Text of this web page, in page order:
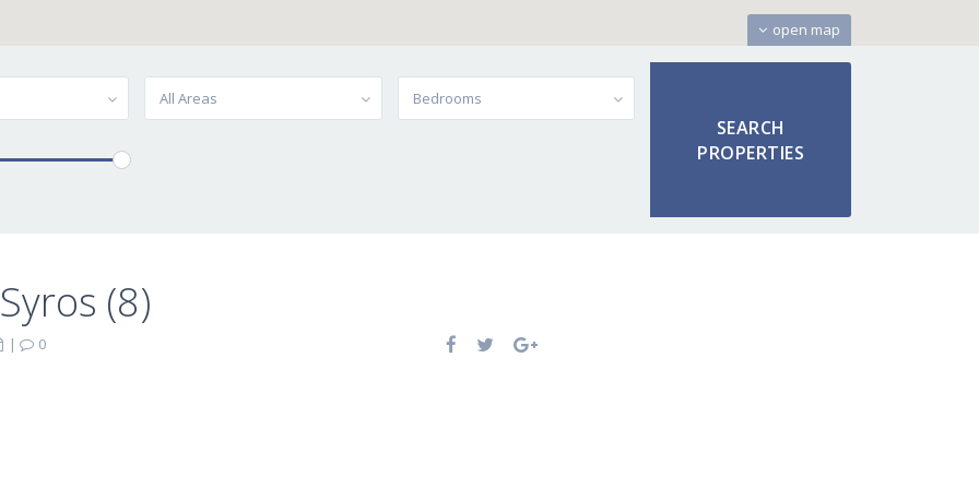
open map
All Areas Bedrooms
(8)
| 0